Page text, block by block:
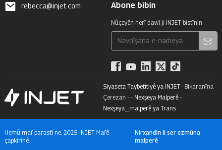
rebecca@injet.com Abone bibin
Nûçeyên herî dawî ji INJET bistînin
Siyaseta Taybetîtiyê ya INJET· Bikaranîna
Çerezan - - Nexşeya Malperê-
Nexşeya_malperê ya Trans
Hemû maf parastî ne. 2025 INJET Mafê
çapkirinê.
Nirxandin li ser ezmûna
malperê